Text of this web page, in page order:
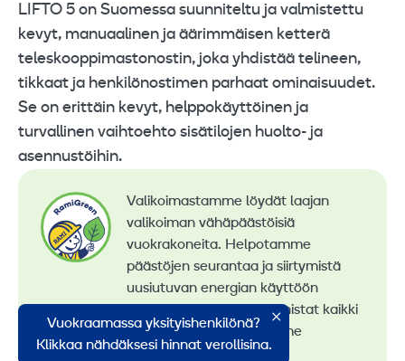
LIFTO 5 on Suomessa suunniteltu ja valmistettu
kevyt, manuaalinen ja äärimmäisen ketterä
teleskooppimastonostin, joka yhdistää telineen,
tikkaat ja henkilönostimen parhaat ominaisuudet.
Se on erittäin kevyt, helppokäyttöinen ja
turvallinen vaihtoehto sisätilojen huolto- ja
asennustöihin.
Valikoimastamme löydät laajan
valikoiman vähäpäästöisiä
vuokrakoneita. Helpotamme
päästöjen seurantaa ja siirtymistä
uusiutuvan energian käyttöön
konevuokrauksessa. Tunnistat kaikki
vähäpäästöiset koneemme
RamiGreen-merkistä.
Vuokraamassa yksityishenkilönä?
Klikkaa nähdäksesi hinnat verollisina.